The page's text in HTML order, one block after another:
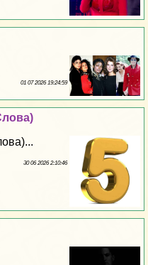
01 07 2026 19:24:59
30 06 2026 2:10:46